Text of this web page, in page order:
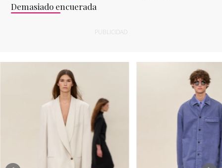
Demasiado encuerada
PUBLICIDAD